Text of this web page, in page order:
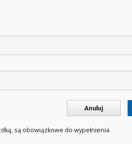
Anuluj
są obowiązkowe do wypełnienia.